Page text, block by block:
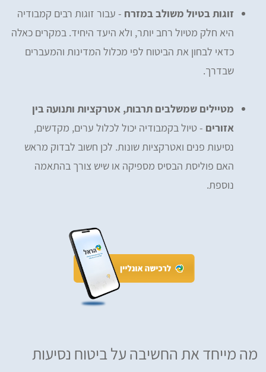
זוגות בטיול משולב במזרח - עבור זוגות רבים קמבודיה
היא חלק מטיול רחב יותר, ולא היעד היחיד. במקרים כאלה
כדאי לבחון את הביטוח לפי מכלול המדינות והמעברים
שבדרך.
מטיילים שמשלבים תרבות, אטרקציות ותנועה בין
אזורים - טיול בקמבודיה יכול לכלול ערים, מקדשים,
נסיעות פנים ואטרקציות שונות. לכן חשוב לבדוק מראש
האם פוליסת הבסיס מספיקה או שיש צורך בהתאמה
נוספת.
מה מייחד את החשיבה על ביטוח נסיעות